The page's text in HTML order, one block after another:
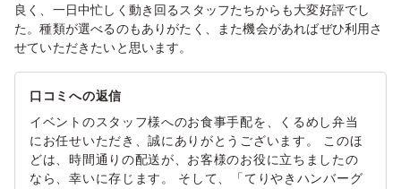
良く、一日中忙しく動き回るスタッフたちからも大変好評でし
た。種類が選べるのもありがたく、また機会があればぜひ利用さ
せていただきたいと思います。
口コミへの返信
イベントのスタッフ様へのお食事手配を、くるめし弁当
にお任せいただき、誠にありがとうございます。 このほ
どは、時間通りの配送が、お客様のお役に立ちましたの
なら、幸いに存じます。 そして、「てりやきハンバーグ